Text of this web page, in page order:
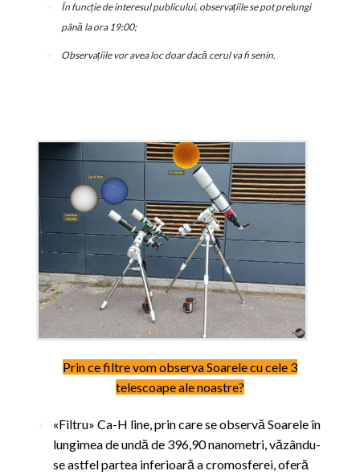
În funcție de interesul publicului, observațiile se pot prelungi
până la ora 19:00;
Observațiile vor avea loc doar dacă cerul va fi senin.
Prin ce filtre vom observa Soarele cu cele 3
telescoape ale noastre?
«Filtru» Ca-H line, prin care se observă Soarele în
lungimea de undă de 396,90 nanometri, văzându-
se astfel partea inferioară a cromosferei, oferă